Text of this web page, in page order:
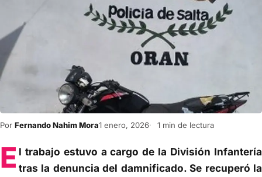
Por Fernando Nahim Mora1 enero, 2026 1 min de lectura
E l trabajo estuvo a cargo de la División Infantería
tras la denuncia del damnificado. Se recuperó la